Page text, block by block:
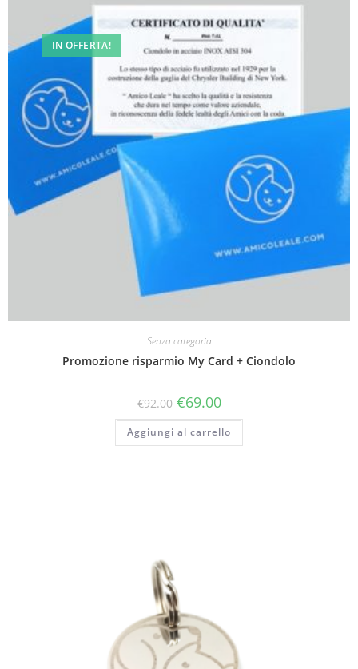
IN OFFERTA!
Senza categoria
Promozione risparmio My Card + Ciondolo
€92.00 €69.00
Aggiungi al carrello